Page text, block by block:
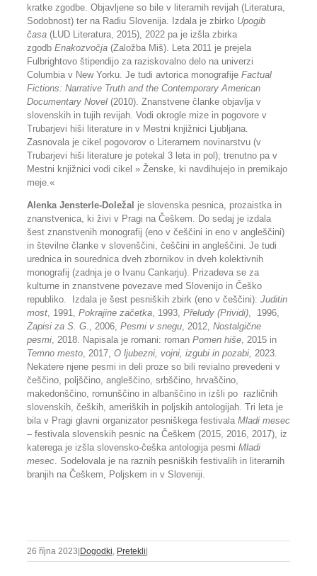
kratke zgodbe. Objavljene so bile v literarnih revijah (Literatura,
Sodobnost) ter na Radiu Slovenija. Izdala je zbirko Upogib
časa (LUD Literatura, 2015), 2022 pa je izšla zbirka
zgodb Enakozvočja (Založba Miš). Leta 2011 je prejela
Fulbrightovo štipendijo za raziskovalno delo na univerzi
Columbia v New Yorku. Je tudi avtorica monografije Factual
Fictions: Narrative Truth and the Contemporary American
Documentary Novel (2010). Znanstvene članke objavlja v
slovenskih in tujih revijah. Vodi okrogle mize in pogovore v
Trubarjevi hiši literature in v Mestni knjižnici Ljubljana.
Zasnovala je cikel pogovorov o Literarnem novinarstvu (v
Trubarjevi hiši literature je potekal 3 leta in pol); trenutno pa v
Mestni knjižnici vodi cikel » Ženske, ki navdihujejo in premikajo
meje.«
Alenka Jensterle-Doležal je slovenska pesnica, prozaistka in
znanstvenica, ki živi v Pragi na Češkem. Do sedaj je izdala
šest znanstvenih monografij (eno v češčini in eno v angleščini)
in številne članke v slovenščini, češčini in angleščini. Je tudi
urednica in sourednica dveh zbornikov in dveh kolektivnih
monografij (zadnja je o Ivanu Cankarju). Prizadeva se za
kulturne in znanstvene povezave med Slovenijo in Češko
republiko. Izdala je šest pesniških zbirk (eno v češčini): Juditin
most , 1991, Pokrajine začetka , 1993, Přeludy (Prividi) , 1996,
Zapisi za S. G ., 2006, Pesmi v snegu , 2012, Nostalgične
pesmi , 2018. Napisala je romani: roman Pomen hiše , 2015 in
Temno mesto , 2017, O ljubezni, vojni, izgubi in pozabi, 2023.
Nekatere njene pesmi in deli proze so bili revialno prevedeni v
češčino, poljščino, angleščino, srbščino, hrvaščino,
makedonščino, romunščino in albanščino in izšli po različnih
slovenskih, čeških, ameriških in poljskih antologijah. Tri leta je
bila v Pragi glavni organizator pesniškega festivala Mladi mesec
– festivala slovenskih pesnic na Češkem (2015, 2016, 2017), iz
katerega je izšla slovensko-češka antologija pesmi Mladi
mesec . Sodelovala je na raznih pesniških festivalih in literarnih
branjih na Češkem, Poljskem in v Sloveniji.
26 října 2023|Dogodki Pretekli|